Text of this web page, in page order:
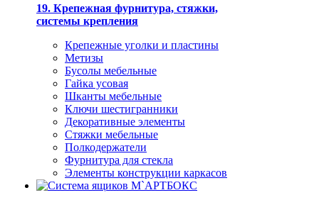
19. Крепежная фурнитура, стяжки,
системы крепления
Крепежные уголки и пластины
Метизы
Бусолы мебельные
Гайка усовая
Шканты мебельные
Ключи шестигранники
Декоративные элементы
Стяжки мебельные
Полкодержатели
Фурнитура для стекла
Элементы конструкции каркасов